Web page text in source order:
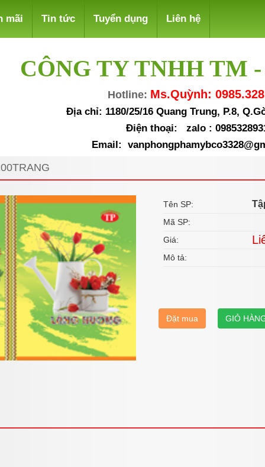
mãi Tin tức Tuyển dụng Liên hệ
CÔNG TY TNHH TM
Hotline: Ms.Quỳnh:
Địa chỉ: 1180/25/16 Quang Trung, P.8,
Điện thoại: zalo :
Email:
Tên SP:
Mã SP:
Giá:
Mô tả:
Đặt mua GIỎ